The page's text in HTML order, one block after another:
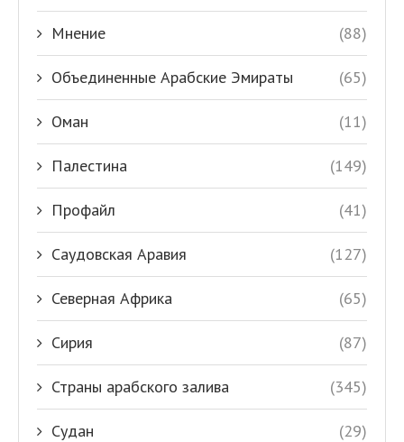
Мнение (88)
Объединенные Арабские Эмираты (65)
Оман (11)
Палестина (149)
Профайл (41)
Саудовская Аравия (127)
Северная Африка (65)
Сирия (87)
Страны арабского залива (345)
Судан (29)